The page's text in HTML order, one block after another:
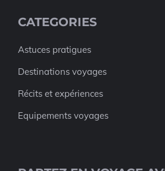
CATEGORIES
Astuces pratigues
Destinations voyages
Récits et expériences
Equipements voyages